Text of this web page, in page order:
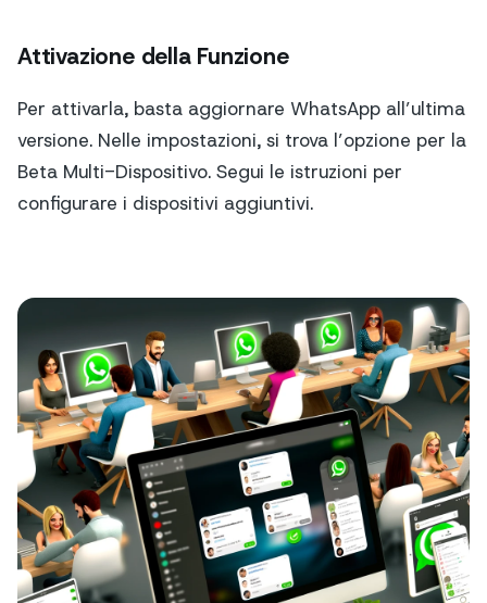
Attivazione della Funzione
Per attivarla, basta aggiornare WhatsApp all’ultima
versione. Nelle impostazioni, si trova l’opzione per la
Beta Multi-Dispositivo. Segui le istruzioni per
configurare i dispositivi aggiuntivi.